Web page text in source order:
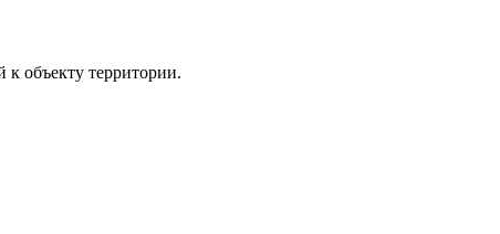
объекту территории.